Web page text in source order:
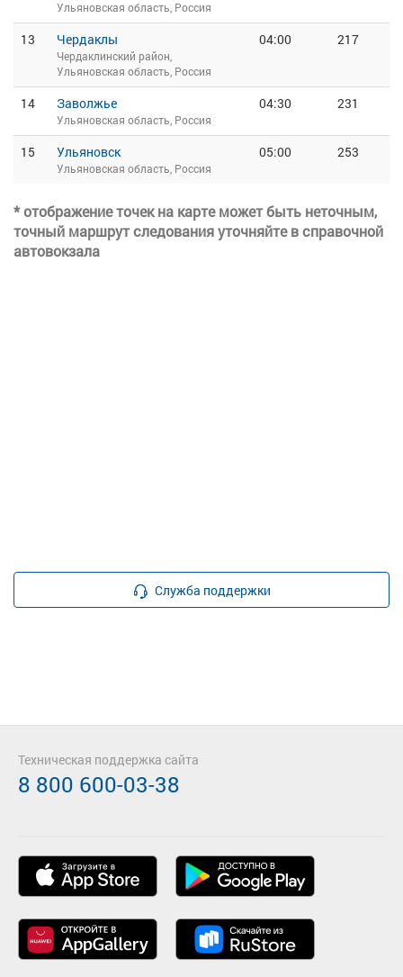
Ульяновская область, Россия
13 Чердаклы
Чердаклинский район,
Ульяновская область, Россия
04:00 217
14 Заволжье
Ульяновская область, Россия
04:30 231
15 Ульяновск
Ульяновская область, Россия
05:00 253
* отображение точек на карте может быть неточным,
точный маршрут следования уточняйте в справочной
автовокзала
Служба поддержки
Техническая поддержка сайта
8 800 600-03-38